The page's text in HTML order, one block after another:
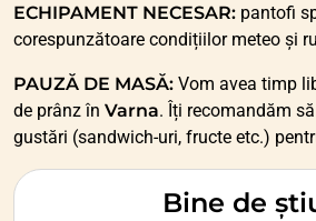
Bine de
ECHIPAMENT NECESAR: pantofi
corespunzătoare condițiilor meteo și
PAUZĂ DE MASĂ: Vom avea timp
de prânz în Varna. Îți recomandăm
gustări (sandwich-uri, fructe etc.)